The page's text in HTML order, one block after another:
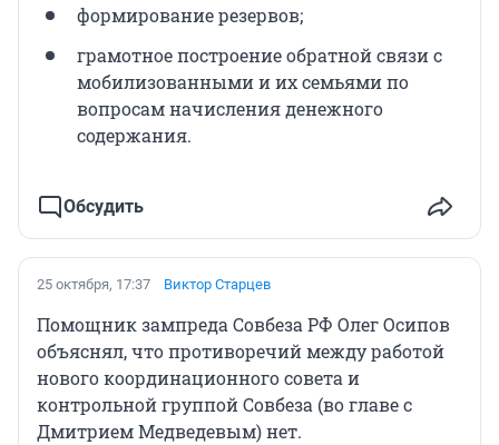
формирование резервов;
грамотное построение обратной связи с
мобилизованными и их семьями по
вопросам начисления денежного
содержания.
Обсудить
25 октября, 17:37 Виктор Старцев
Помощник зампреда Совбеза РФ Олег Осипов
объяснял, что противоречий между работой
нового координационного совета и
контрольной группой Совбеза (во главе с
Дмитрием Медведевым) нет.